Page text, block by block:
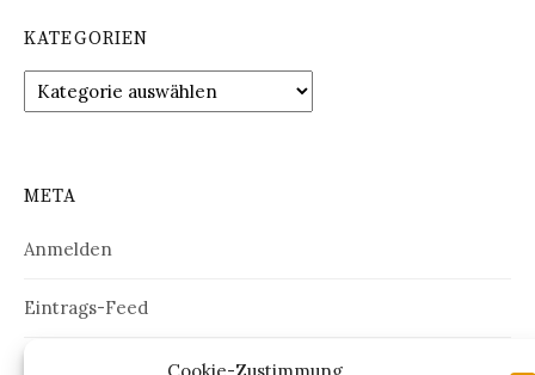
KATEGORIEN
Kategorien
META
Anmelden
Eintrags-Feed
Kommentar-Feed